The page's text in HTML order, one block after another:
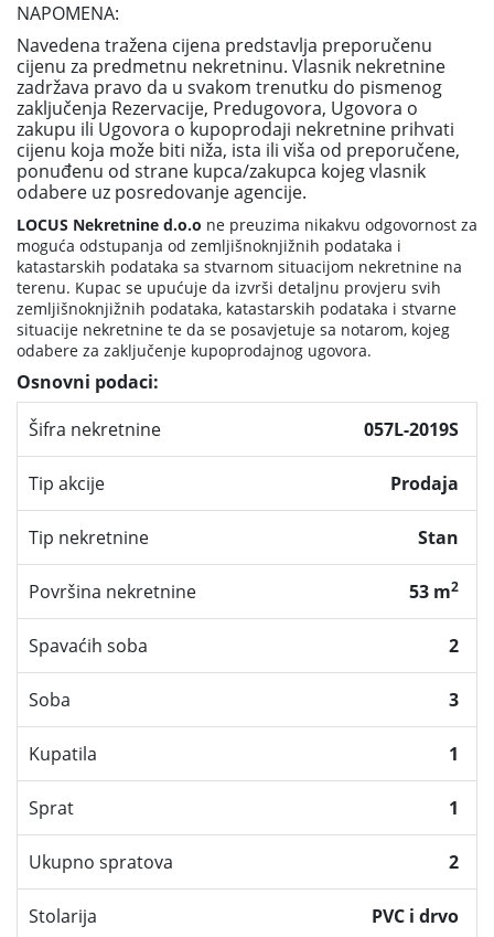
NAPOMENA:
Navedena tražena cijena predstavlja preporučenu
cijenu za predmetnu nekretninu. Vlasnik nekretnine
zadržava pravo da u svakom trenutku do pismenog
zaključenja Rezervacije, Predugovora, Ugovora o
zakupu ili Ugovora o kupoprodaji nekretnine prihvati
cijenu koja može biti niža, ista ili viša od preporučene,
ponuđenu od strane kupca/zakupca kojeg vlasnik
odabere uz posredovanje agencije.
LOCUS Nekretnine d.o.o ne preuzima nikakvu odgovornost za
moguća odstupanja od zemljišnoknjižnih podataka i
katastarskih podataka sa stvarnom situacijom nekretnine na
terenu. Kupac se upućuje da izvrši detaljnu provjeru svih
zemljišnoknjižnih podataka, katastarskih podataka i stvarne
situacije nekretnine te da se posavjetuje sa notarom, kojeg
odabere za zaključenje kupoprodajnog ugovora.
Osnovni podaci:
Šifra nekretnine
057L-2019S
Tip akcije Prodaja
Tip nekretnine Stan
Površina nekretnine 53 m2
Spavaćih soba 2
Soba 3
Kupatila 1
Sprat 1
Ukupno spratova 2
Stolarija PVC i drvo